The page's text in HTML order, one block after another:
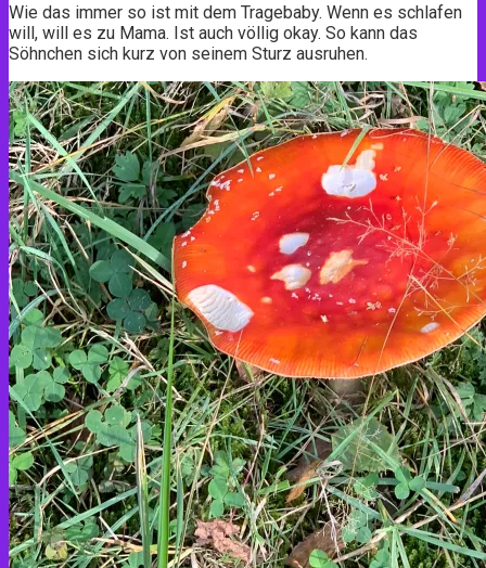
Wie das immer so ist mit dem Tragebaby. Wenn es schlafen
will, will es zu Mama. Ist auch völlig okay. So kann das
Söhnchen sich kurz von seinem Sturz ausruhen.